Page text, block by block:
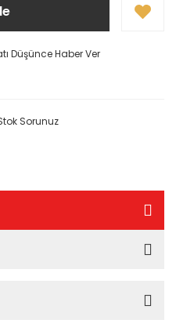
Düşünce Haber Ver
Sorunuz